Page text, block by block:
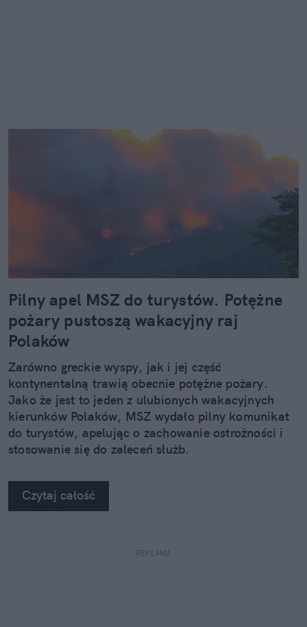
Pilny apel MSZ do turystów. Potężne
pożary pustoszą wakacyjny raj
Polaków
Zarówno greckie wyspy, jak i jej część
kontynentalną trawią obecnie potężne pożary.
Jako że jest to jeden z ulubionych wakacyjnych
kierunków Polaków, MSZ wydało pilny komunikat
do turystów, apelując o zachowanie ostrożności i
stosowanie się do zaleceń służb.
Czytaj całość
REKLAMA